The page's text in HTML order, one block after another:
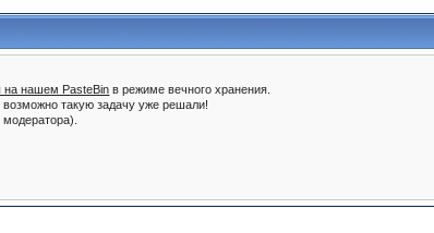
на нашем PasteBin в режиме вечного хранения.
, возможно такую задачу уже решали!